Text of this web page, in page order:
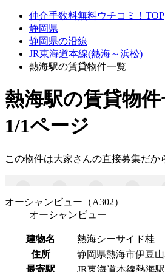
仲介手数料無料ウチコミ！TOP
静岡県
静岡県の沿線
JR東海道本線(熱海～浜松)
熱海駅の賃貸物件一覧
熱海駅の賃貸物
1/1ページ
この物件は大家さんの直接募集だか
オーシャンビュー（A302）
オーシャンビュー
建物名
熱海シーサイド桂
住所
静岡県熱海市伊豆山
最寄駅
JR東海道本線熱海